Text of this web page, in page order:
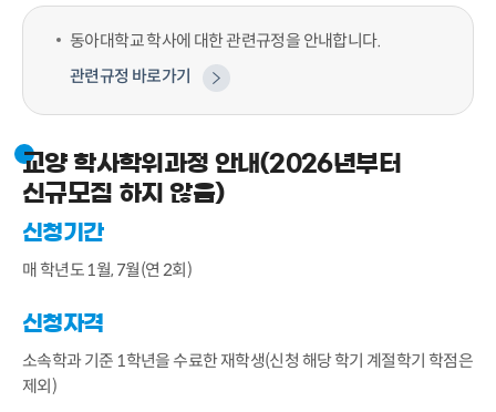
동아대학교 학사에 대한 관련규정을 안내합니다.
관련규정 바로가기
교양 학사학위과정 안내(2026년부터
신규모집 하지 않음)
신청기간
매 학년도 1월, 7월(연 2회)
신청자격
소속학과 기준 1학년을 수료한 재학생(신청 해당 학기 계절학기 학점은
제외)